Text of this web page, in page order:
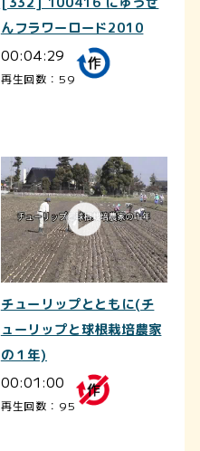
んフラワーロード2010
00:04:29
再生回数：59
チューリップとともに(チ
ューリップと球根栽培農家
の１年)
00:01:00
再生回数：95